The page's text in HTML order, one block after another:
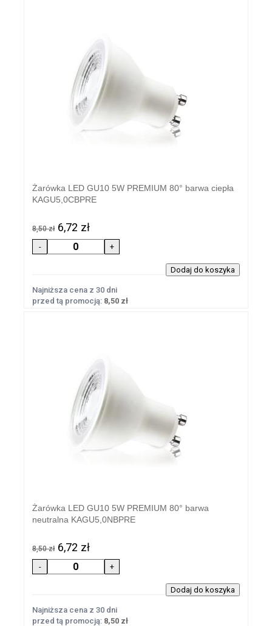
Żarówka LED GU10 5W PREMIUM 80° barwa ciepła
KAGU5,0CBPRE
8,50 zł 6,72 zł
Najniższa cena z 30 dni
przed tą promocją: 8,50 zł
Żarówka LED GU10 5W PREMIUM 80° barwa
neutralna KAGU5,0NBPRE
8,50 zł 6,72 zł
Najniższa cena z 30 dni
przed tą promocją: 8,50 zł